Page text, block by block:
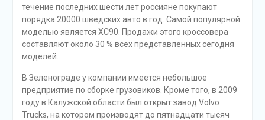
течение последних шести лет россияне покупают
порядка 20000 шведских авто в год. Самой популярной
моделью является XC90. Продажи этого кроссовера
составляют около 30 % всех представленных сегодня
моделей.
В Зеленограде у компании имеется небольшое
предприятие по сборке грузовиков. Кроме того, в 2009
году в Калужской области был открыт завод Volvo
Trucks, на котором производят до пятнадцати тысяч